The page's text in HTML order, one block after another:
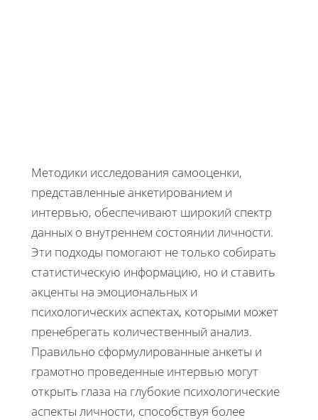
Методики исследования самооценки,
представленные анкетированием и
интервью, обеспечивают широкий спектр
данных о внутреннем состоянии личности.
Эти подходы помогают не только собирать
статистическую информацию, но и ставить
акценты на эмоциональных и
психологических аспектах, которыми может
пренебрегать количественный анализ.
Правильно сформулированные анкеты и
грамотно проведенные интервью могут
открыть глаза на глубокие психологические
аспекты личности, способствуя более